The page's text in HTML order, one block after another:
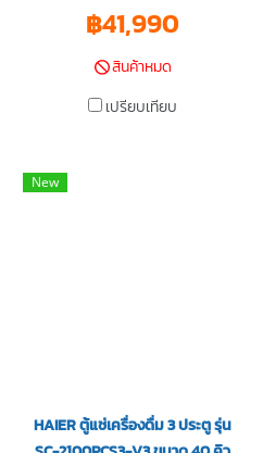
฿41,990
สินค้าหมด
เปรียบเทียบ
New
HAIER ตู้แช่เครื่องดื่ม 3 ประตู รุ่น